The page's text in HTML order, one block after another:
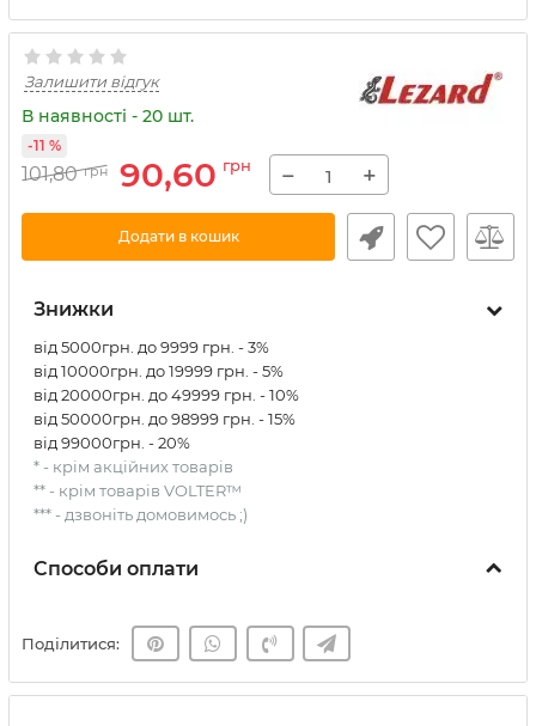
Залишити відгук
В наявності - 20 шт.
101,80 грн 90,60 грн
-11 %
− +
Додати в кошик
Знижки
від 5000грн. до 9999 грн. - 3%
від 10000грн. до 19999 грн. - 5%
від 20000грн. до 49999 грн. - 10%
від 50000грн. до 98999 грн. - 15%
від 99000грн. - 20%
* - крім акційних товарів
** - крім товарів VOLTER™
*** - дзвоніть домовимось ;)
Способи оплати
Поділитися: